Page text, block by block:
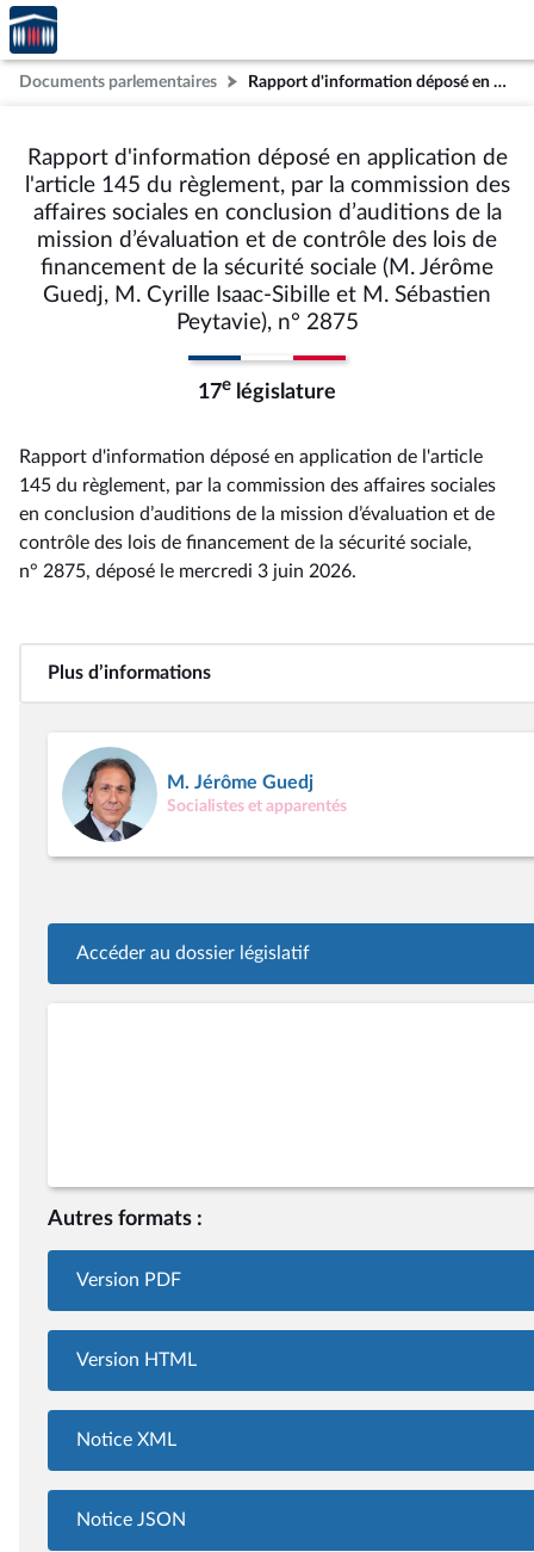
Aller au contenu
Aller en bas de la page
Accèder
à la
page
d'accueil
Documents parlementaires Rapport d'information déposé en application de l'article 145 du règlement, par la commission des affaires sociales en conclusion d’auditions de la mission d’évaluation et de contrôle des lois de financement de la sécurité sociale (M. Jérôme Guedj, M. Cyrille Isaac-Sibille et M. Sébastien Peytavie), n° 2875
Rapport d'information déposé en application de
l'article 145 du règlement, par la commission des
affaires sociales en conclusion d’auditions de la
mission d’évaluation et de contrôle des lois de
financement de la sécurité sociale (M. Jérôme
Guedj, M. Cyrille Isaac-Sibille et M. Sébastien
Peytavie), n° 2875
17e législature
Rapport d'information déposé en application de l'article
145 du règlement, par la commission des affaires sociales
en conclusion d’auditions de la mission d’évaluation et de
contrôle des lois de financement de la sécurité sociale,
n° 2875, déposé le mercredi 3 juin 2026.
Plus d’informations
M. Jérôme Guedj
Socialistes et apparentés
Accéder au dossier législatif
Autres formats :
Version PDF
Version HTML
Notice XML
Notice JSON